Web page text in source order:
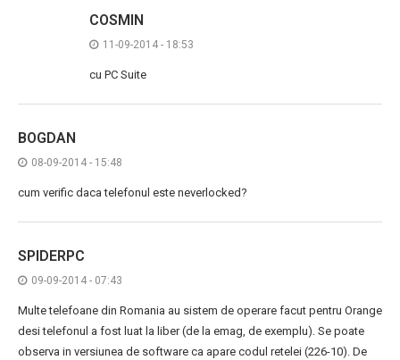
COSMIN
11-09-2014 - 18:53
cu PC Suite
BOGDAN
08-09-2014 - 15:48
cum verific daca telefonul este neverlocked?
SPIDERPC
09-09-2014 - 07:43
Multe telefoane din Romania au sistem de operare facut pentru Orange
desi telefonul a fost luat la liber (de la emag, de exemplu). Se poate
observa in versiunea de software ca apare codul retelei (226-10). De